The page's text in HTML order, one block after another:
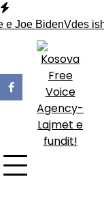
Skip
to
content
BidenVdes ish-